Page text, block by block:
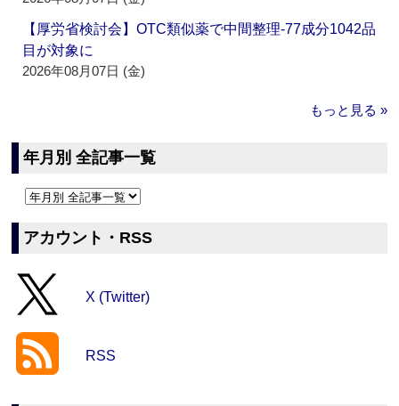
【厚労省検討会】OTC類似薬で中間整理‐77成分1042品
目が対象に
2026年08月07日 (金)
もっと見る »
年月別 全記事一覧
アカウント・RSS
X (Twitter)
RSS